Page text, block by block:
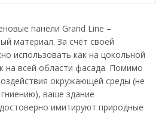
панели Grand Line –
материал. За счёт своей
использовать как на цокольной
на всей области фасада. Помимо
окружающей среды (не
ваше здание
имитируют природные